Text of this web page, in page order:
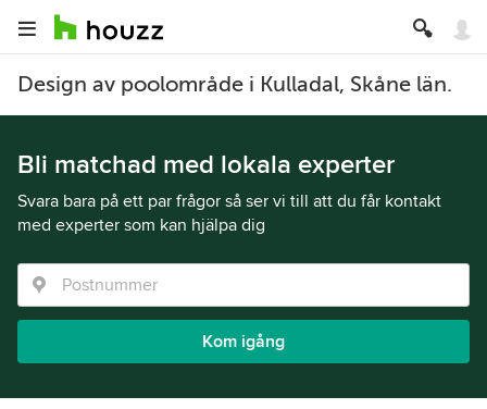
Design av poolområde i Kulladal, Skåne län.
Bli matchad med lokala experter
Svara bara på ett par frågor så ser vi till att du får kontakt
med experter som kan hjälpa dig
Kom igång